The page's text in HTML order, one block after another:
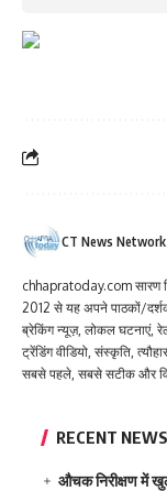
CT News Network
chhapratoday.com सारण
2012 से यह अपने पाठकों/
ब्रेकिंग न्यूज़, लोकल घटनाएं,
ट्रेंडिंग वीडियो, संस्कृति,
सबसे पहले, सबसे सटीक और
RECENT NEWS
औचक निरीक्षण में